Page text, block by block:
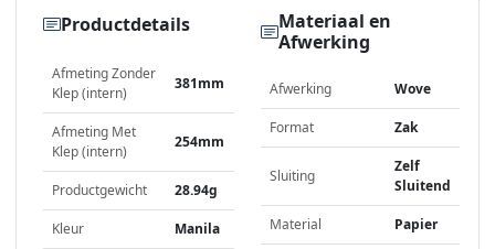
Productdetails
Afmeting Zonder
Klep (intern)
381mm
Afmeting Met
Klep (intern)
254mm
Productgewicht 28.94g
Kleur Manila
Materiaal en
Afwerking
Afwerking Wove
Format Zak
Sluiting
Zelf
Sluitend
Material Papier